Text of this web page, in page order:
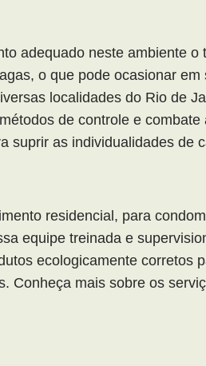
adequado neste ambiente o
o que pode ocasionar
localidades do Rio de
de controle e
suprir as individualidades de
residencial, para
equipe treinada e
ecologicamente corretos
Conheça mais sobre os